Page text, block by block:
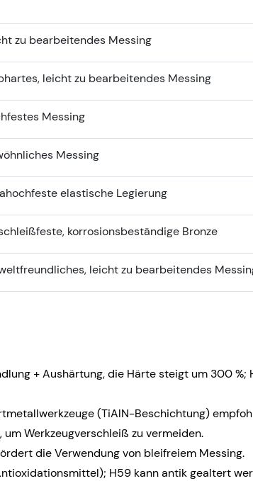
zu bearbeitendes Messing
leicht zu bearbeitendes Messing
Messing
Messing
elastische Legierung
korrosionsbeständige Bronze
leicht zu bearbeitendes
+ Aushärtung, die Härte steigt um 300 %;
(TiAlN-Beschichtung)
Werkzeugverschleiß zu vermeiden.
die Verwendung von bleifreiem Messing.
H59 kann antik gealtert